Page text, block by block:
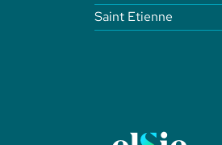
Saint Etienne